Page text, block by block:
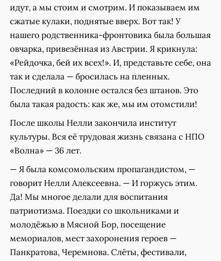
идут, а мы стоим и смотрим. И показываем им
сжатые кулаки, поднятые вверх. Вот так! У
нашего родственника-фронтовика была большая
овчарка, привезённая из Австрии. Я крикнула:
«Рейдочка, бей их всех!». И, представьте себе, она
так и сделала — бросилась на пленных.
Последний в колонне остался без штанов. Это
была такая радость: как же, мы им отомстили!
После школы Нелли закончила институт
культуры. Вся её трудовая жизнь связана с НПО
«Волна» — 36 лет.
— Я была комсомольским пропагандистом, —
говорит Нелли Алексеевна. — И горжусь этим.
Да! Мы многое делали для воспитания
патриотизма. Поездки со школьниками и
молодёжью в Мясной Бор, посещение
мемориалов, мест захоронения героев —
Панкратова, Черемнова. Слёты, фестивали,